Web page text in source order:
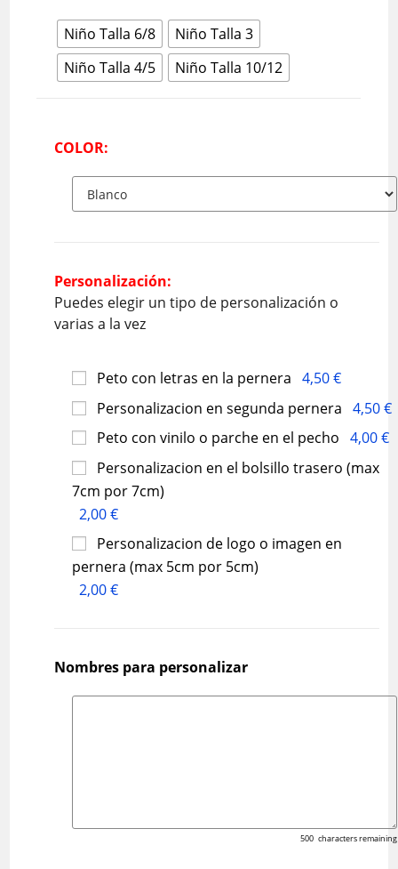
Niño Talla 6/8
Niño Talla 3
Niño Talla 4/5
Niño Talla 10/12
COLOR:
Personalización:
Puedes elegir un tipo de personalización o
varias a la vez
Peto con letras en la pernera
4,50 €
Personalizacion en segunda pernera
4,50 €
Peto con vinilo o parche en el pecho
4,00 €
Personalizacion en el bolsillo trasero (max
7cm por 7cm)
2,00 €
Personalizacion de logo o imagen en
pernera (max 5cm por 5cm)
2,00 €
Nombres para personalizar
500 characters remaining